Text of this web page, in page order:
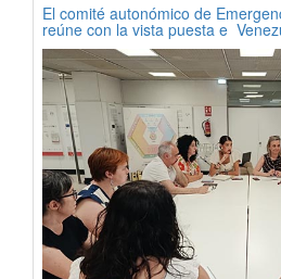
El comité autonómico de
reúne con la vista puesta e